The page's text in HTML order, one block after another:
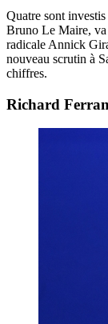
Quatre sont
Bruno Le Maire, va
radicale Annick
nouveau scrutin à
chiffres.
Richard